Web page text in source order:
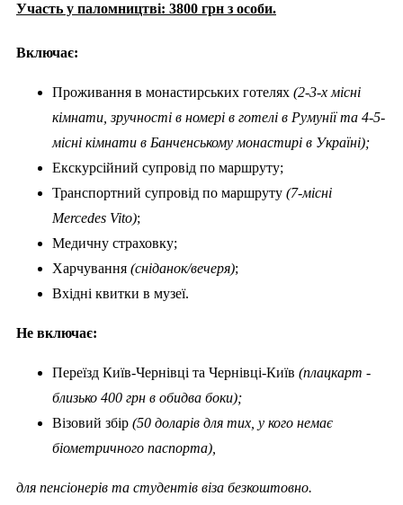
Участь у паломництві: 3800 грн з особи.
Включає:
Проживання в монастирських готелях (2-3-х місні
кімнати, зручності в номері в готелі в Румунії та 4-5-
місні кімнати в Банченському монастирі в Україні);
Екскурсійний супровід по маршруту;
Транспортний супровід по маршруту (7-місні
Mercedes Vito);
Медичну страховку;
Харчування (сніданок/вечеря);
Вхідні квитки в музеї.
Не включає:
Переїзд Київ-Чернівці та Чернівці-Київ (плацкарт -
близько 400 грн в обидва боки);
Візовий збір (50 доларів для тих, у кого немає
біометричного паспорта)
для пенсіонерів та студентів віза безкоштовно.